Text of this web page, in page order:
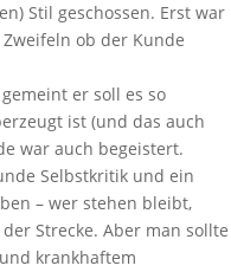
Stil geschossen. Erst war
ob der Kunde
er soll es so
ist (und das auch
war auch begeistert.
Selbstkritik und ein
– wer stehen bleibt,
Strecke. Aber man sollte
krankhaftem